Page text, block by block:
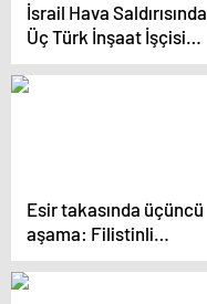
İsrail Hava Saldırısında
Üç Türk İnşaat İşçisi
Hayatını Kaybetti
Esir takasında üçüncü
aşama: Filistinli
esirleri taşıyan araçlar
Batı Şeria’da